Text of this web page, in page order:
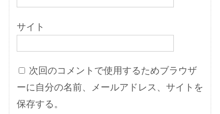
サイト
次回のコメントで使用するためブラウザ
ーに自分の名前、メールアドレス、サイトを
保存する。